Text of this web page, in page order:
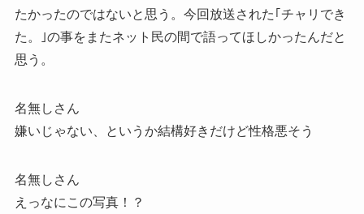
たかったのではないと思う。今回放送された｢チャリでき
た。｣の事をまたネット民の間で語ってほしかったんだと
思う。
名無しさん
嫌いじゃない、というか結構好きだけど性格悪そう
名無しさん
えっなにこの写真！？